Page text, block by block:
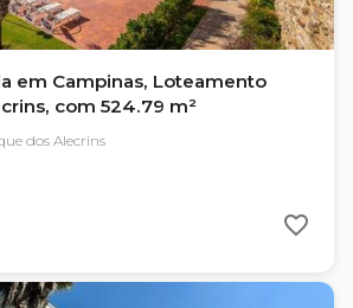
em Campinas, Loteamento
com 524.79 m²
dos Alecrins